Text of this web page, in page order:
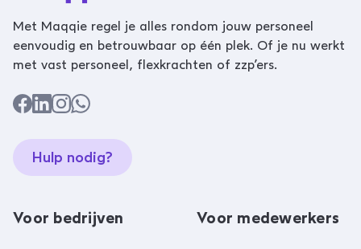
Met Maqqie regel je alles rondom jouw personeel
eenvoudig en betrouwbaar op één plek. Of je nu werkt
met vast personeel, flexkrachten of zzp’ers.
Hulp nodig?
Voor bedrijven Voor medewerkers